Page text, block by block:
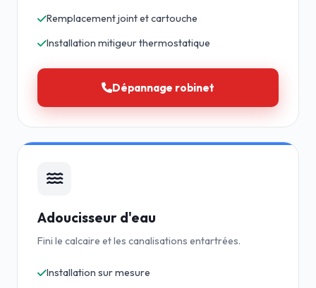
Remplacement joint et cartouche
Installation mitigeur thermostatique
Dépannage robinet
Adoucisseur d'eau
Fini le calcaire et les canalisations entartrées.
Installation sur mesure